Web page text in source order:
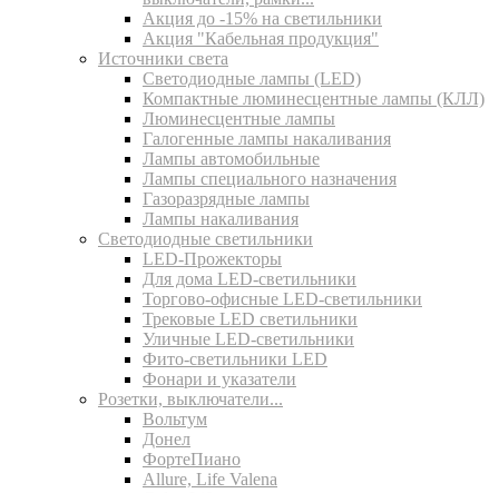
Акция до -15% на светильники
Акция "Кабельная продукция"
Источники света
Светодиодные лампы (LED)
Компактные люминесцентные лампы (КЛЛ)
Люминесцентные лампы
Галогенные лампы накаливания
Лампы автомобильные
Лампы специального назначения
Газоразрядные лампы
Лампы накаливания
Светодиодные светильники
LED-Прожекторы
Для дома LED-светильники
Торгово-офисные LED-светильники
Трековые LED светильники
Уличные LED-светильники
Фито-светильники LED
Фонари и указатели
Розетки, выключатели...
Вольтум
Донел
ФортеПиано
Allure, Life Valena